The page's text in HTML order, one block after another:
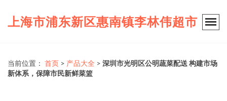
上海市浦东新区惠南镇李林伟超市
当前位置： 首页 > 产品大全 > 深圳市光明区公明蔬菜配送 构建市场
新体系，保障市民新鲜菜篮